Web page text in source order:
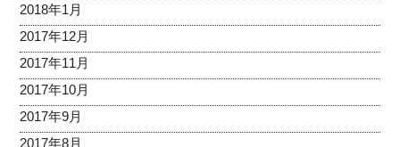
2018年1月
2017年12月
2017年11月
2017年10月
2017年9月
2017年8月